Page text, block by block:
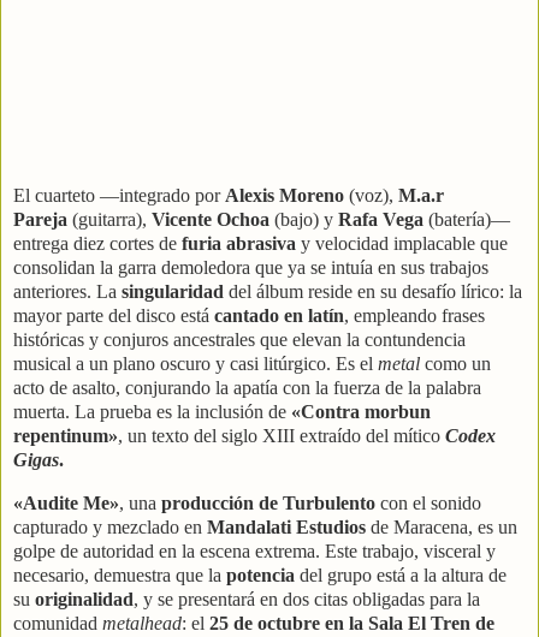
El cuarteto —integrado por Alexis Moreno (voz), M.a.r
Pareja (guitarra), Vicente Ochoa (bajo) y Rafa Vega (batería)—
entrega diez cortes de furia abrasiva y velocidad implacable que
consolidan la garra demoledora que ya se intuía en sus trabajos
anteriores. La singularidad del álbum reside en su desafío lírico: la
mayor parte del disco está cantado en latín, empleando frases
históricas y conjuros ancestrales que elevan la contundencia
musical a un plano oscuro y casi litúrgico. Es el metal como un
acto de asalto, conjurando la apatía con la fuerza de la palabra
muerta. La prueba es la inclusión de «Contra morbun
repentinum», un texto del siglo XIII extraído del mítico Codex
Gigas.
«Audite Me», una producción de Turbulento con el sonido
capturado y mezclado en Mandalati Estudios de Maracena, es un
golpe de autoridad en la escena extrema. Este trabajo, visceral y
necesario, demuestra que la potencia del grupo está a la altura de
su originalidad, y se presentará en dos citas obligadas para la
comunidad metalhead: el 25 de octubre en la Sala El Tren de